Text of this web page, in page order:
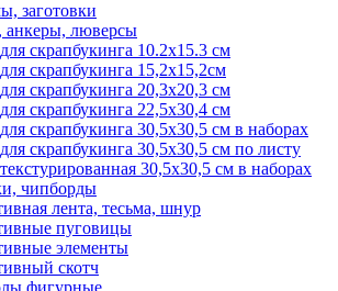
заготовки
анкеры, люверсы
скрапбукинга 10.2х15.3 см
скрапбукинга 15,2х15,2см
скрапбукинга 20,3х20,3 см
скрапбукинга 22,5х30,4 см
скрапбукинга 30,5х30,5 см в наборах
скрапбукинга 30,5х30,5 см по листу
30,5х30,5 см в наборах
чипборды
лента, тесьма, шнур
пуговицы
элементы
скотч
фигурные